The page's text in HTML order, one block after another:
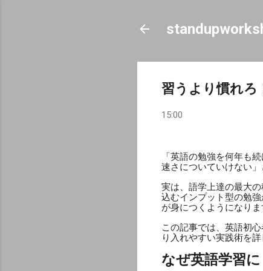
習うより慣れろ
15:00
「英語の勉強を何年も
速さについていけない
実は、語学上達の最大
込むインプット型の勉
が身につくようになりま
この記事では、英語初
り入れやすい実践術を詳
なぜ英語学習